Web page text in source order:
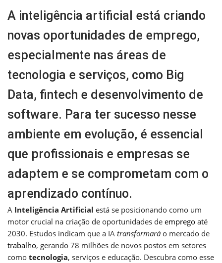
A inteligência artificial está criando
novas oportunidades de emprego,
especialmente nas áreas de
tecnologia e serviços, como Big
Data, fintech e desenvolvimento de
software. Para ter sucesso nesse
ambiente em evolução, é essencial
que profissionais e empresas se
adaptem e se comprometam com o
aprendizado contínuo.
A Inteligência Artificial está se posicionando como um
motor crucial na criação de oportunidades de emprego até
2030. Estudos indicam que a IA transformará o mercado de
trabalho, gerando 78 milhões de novos postos em setores
como tecnologia, serviços e educação. Descubra como esse